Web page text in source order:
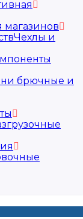
магазинов
Чехлы и
брючные и